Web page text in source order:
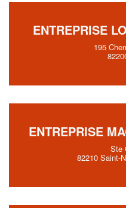
ENTREPRISE
195
ENTREPRISE
Ste
82210 Saint-